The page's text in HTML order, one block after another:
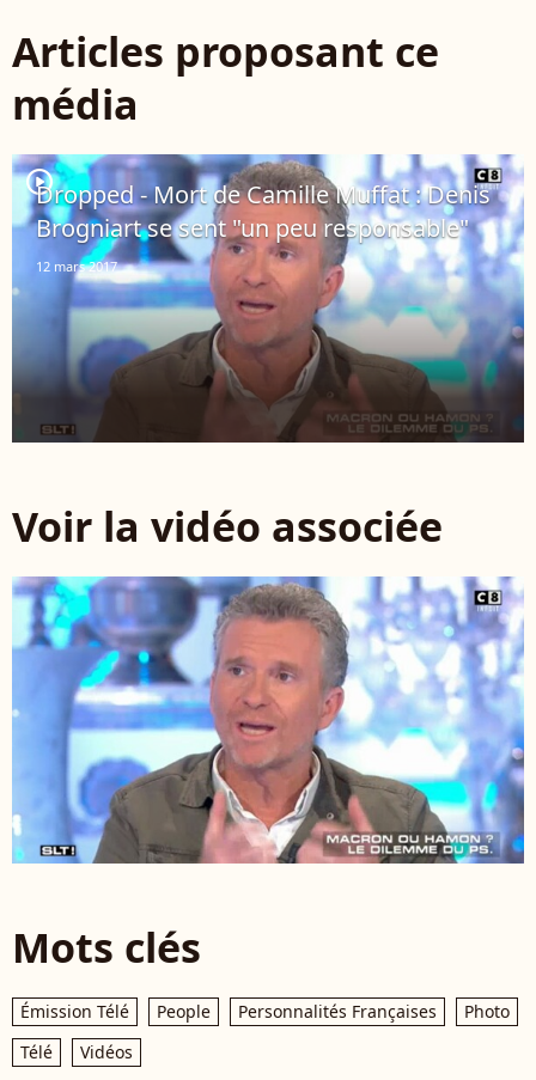
Articles proposant ce
média
player2
Dropped - Mort de Camille Muffat : Denis
Brogniart se sent "un peu responsable"
12 mars 2017
Voir la vidéo associée
Mots clés
Émission Télé People Personnalités Françaises
Photo
Télé
Vidéos